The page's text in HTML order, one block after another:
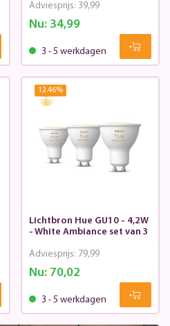
Nu: 34,99
Adviesprijs: 39,99
3 - 5 werkdagen
12.46%
Lichtbron Hue GU10 - 4,2W
- White Ambiance set van 3
Nu: 70,02
Adviesprijs: 79,99
3 - 5 werkdagen